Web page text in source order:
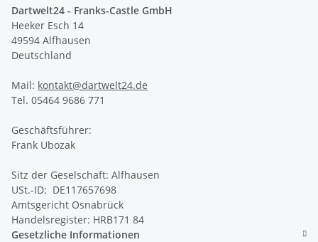
Dartwelt24 - Franks-Castle GmbH
Heeker Esch 14
49594 Alfhausen
Deutschland
Mail: kontakt@dartwelt24.de
Tel. 05464 9686 771
Geschäftsführer:
Frank Ubozak
Sitz der Geselschaft: Alfhausen
USt.-ID: DE117657698
Amtsgericht Osnabrück
Handelsregister: HRB171 84
Gesetzliche Informationen